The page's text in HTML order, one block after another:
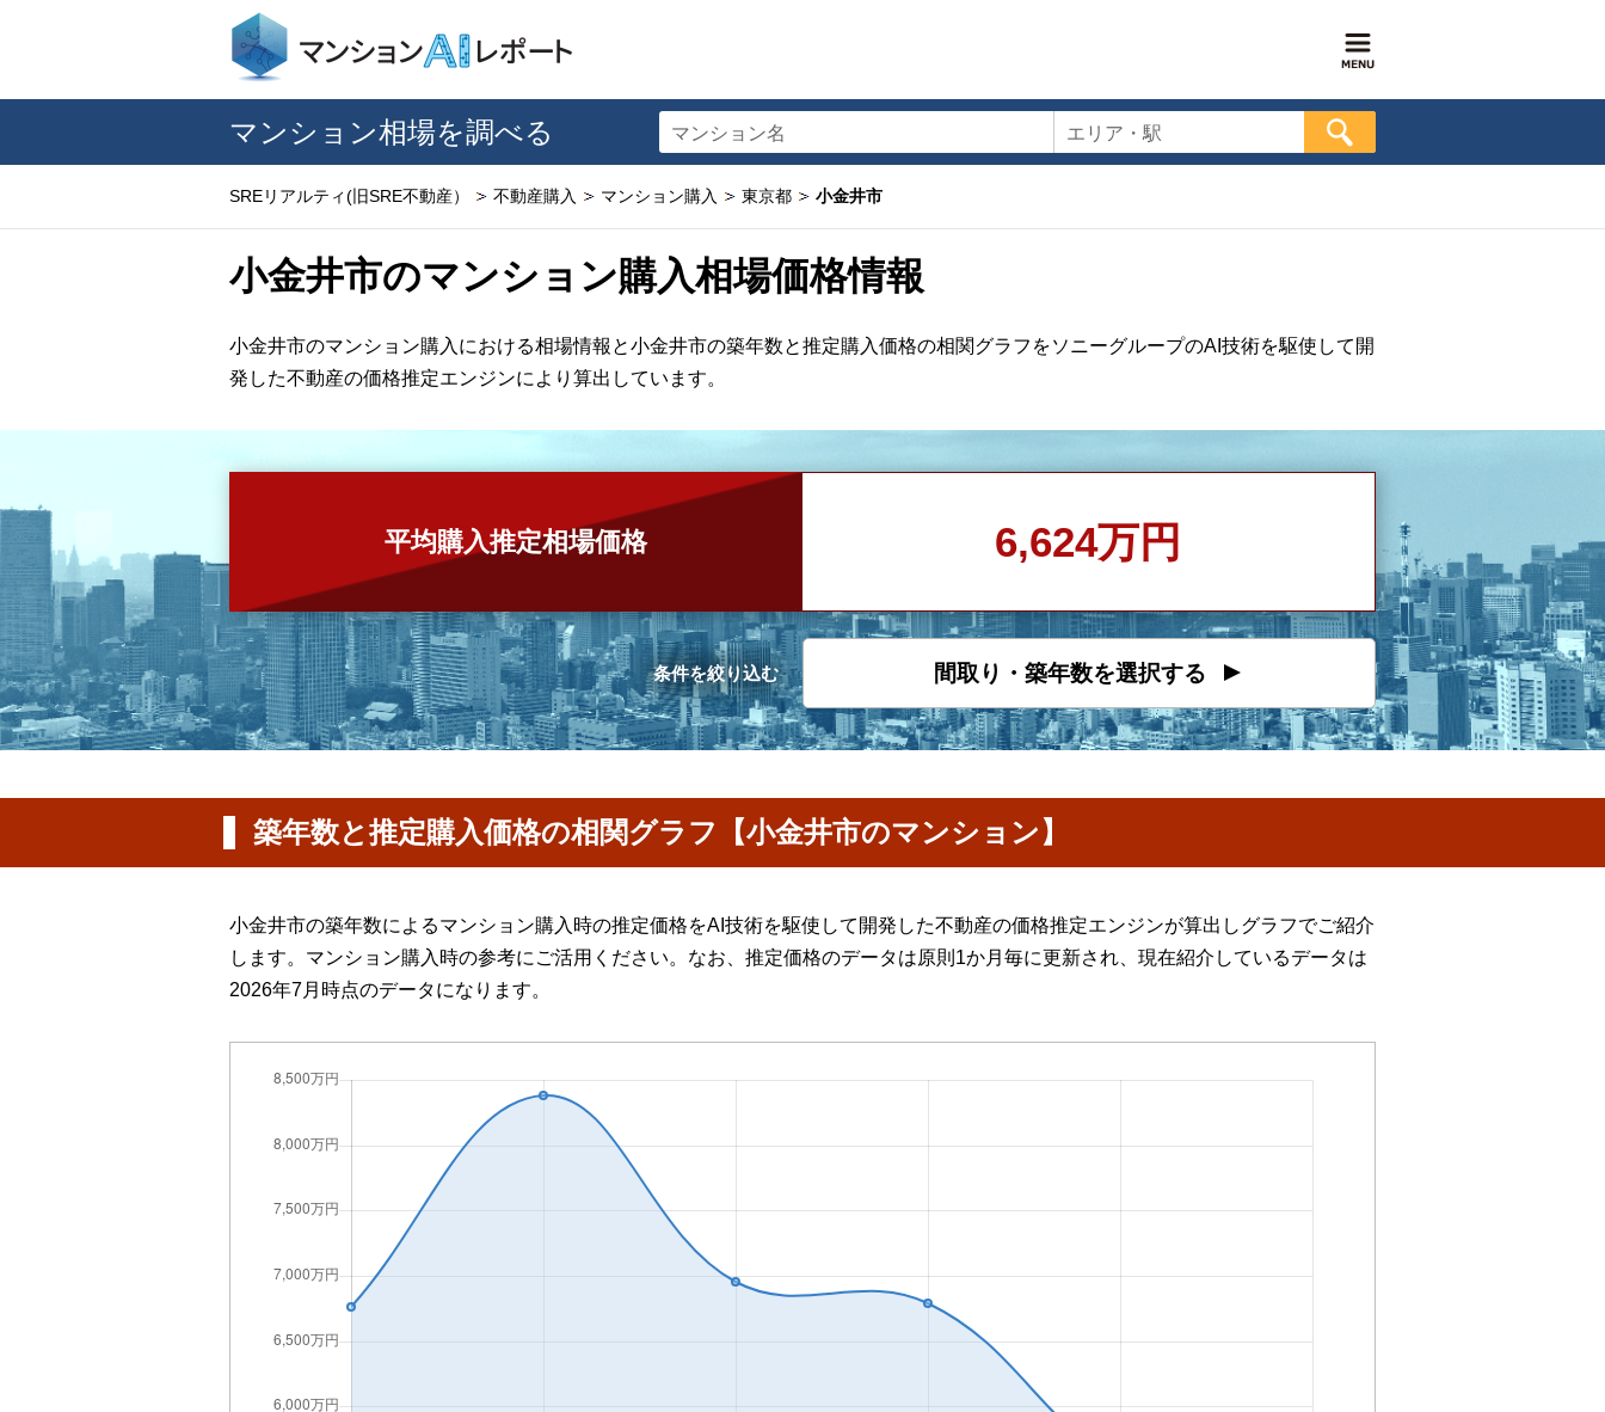
マンション相場を調べる マンション名 エリア・駅
SREリアルティ(旧SRE不動産） 不動産購入 マンション購入 東京都 小金井市
小金井市のマンション購入相場価格情報
小金井市のマンション購入における相場情報と小金井市の築年数と推定購入価格の相関グラフをソニーグループのAI技術を駆使して開
発した不動産の価格推定エンジンにより算出しています。
平均購入推定相場価格 6,624万円
条件を絞り込む 間取り・築年数を選択する
築年数と推定購入価格の相関グラフ【小金井市のマンション】
小金井市の築年数によるマンション購入時の推定価格をAI技術を駆使して開発した不動産の価格推定エンジンが算出しグラフでご紹介
します。マンション購入時の参考にご活用ください。なお、推定価格のデータは原則1か月毎に更新され、現在紹介しているデータは
2026年7月時点のデータになります。